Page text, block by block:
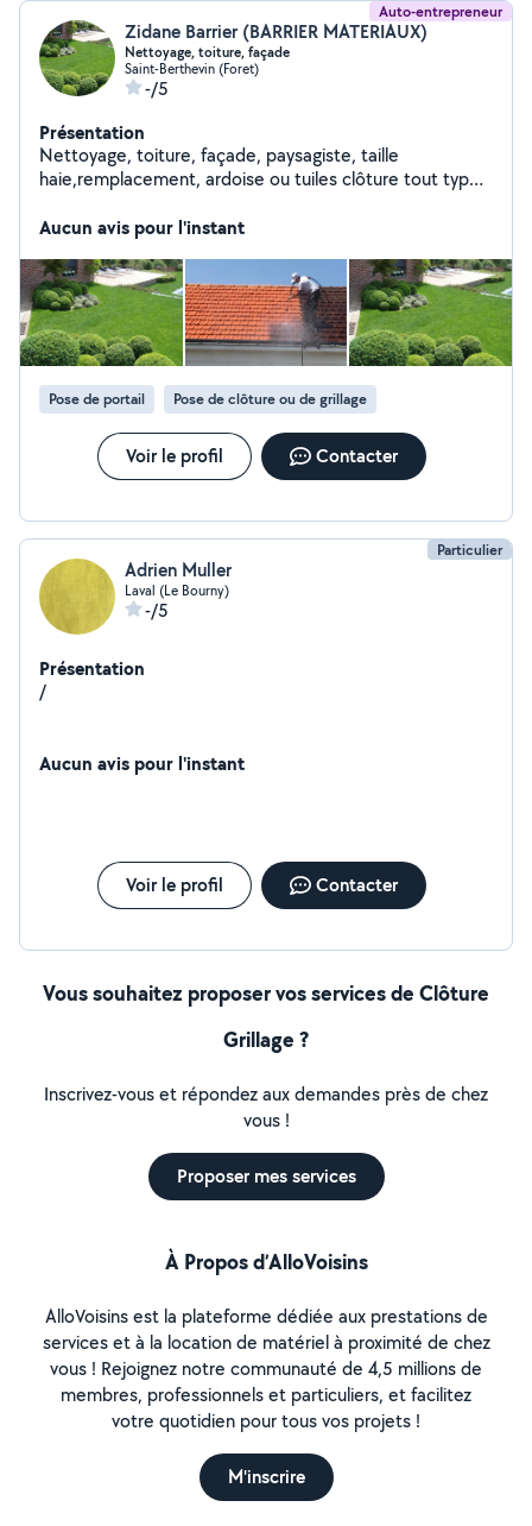
Auto-entrepreneur
Zidane Barrier (BARRIER MATERIAUX)
Nettoyage, toiture, façade
Saint-Berthevin (Foret)
-/5
Présentation
Nettoyage, toiture, façade, paysagiste, taille
haie,remplacement, ardoise ou tuiles clôture tout type
Aucun avis pour l'instant
Pose de portail Pose de clôture ou de grillage
Voir le profil Contacter
Particulier
Adrien Muller
Laval (Le Bourny)
-/5
Présentation
/
Aucun avis pour l'instant
Voir le profil Contacter
Vous souhaitez proposer vos services de Clôture
Grillage ?
Inscrivez-vous et répondez aux demandes près de chez
vous !
Proposer mes services
À Propos d’AlloVoisins
AlloVoisins est la plateforme dédiée aux prestations de
services et à la location de matériel à proximité de chez
vous ! Rejoignez notre communauté de 4,5 millions de
membres, professionnels et particuliers, et facilitez
votre quotidien pour tous vos projets !
M'inscrire